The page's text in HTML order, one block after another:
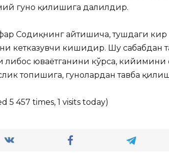
гуноҳ қилишига далилдир.
Содиқнинг айтишича, тушдаги
кетказувчи кишидир. Шу сабабдан
либос юваётганини кўрса, кийимини
топишига, гуноҳлардан тавба
5 457 times, 1 visits today)